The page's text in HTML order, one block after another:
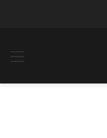
انتخاب ۱۴۰۰